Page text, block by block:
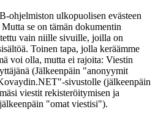
ohjelmiston ulkopuolisen evästeen
se on tämän dokumentin
vain niille sivuille, joilla on
Toinen tapa, jolla keräämme
voi olla, mutta ei rajoita: Viestin
(Jälkeenpäin "anonyymit
sivustolle (jälkeenpäin
viestit rekisteröitymisen ja
"omat viestisi").